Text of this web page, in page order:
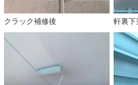
クラック補修後 軒裏下